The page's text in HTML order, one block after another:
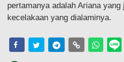
pertamanya adalah Ariana yang
kecelakaan yang dialaminya.